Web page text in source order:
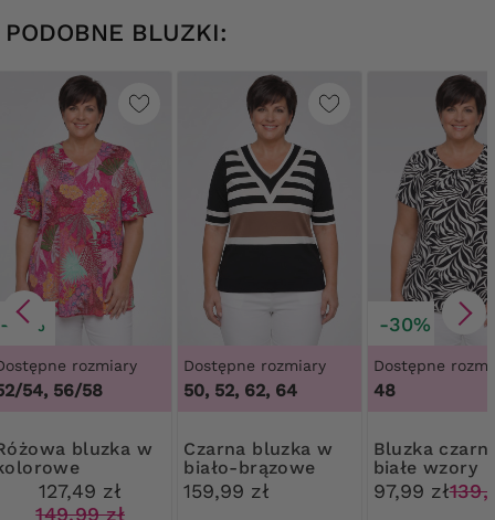
PODOBNE BLUZKI:
-15%
rozmiary
54, 56/58
w
wzory
127,49 zł
149,99 zł
Dostępne rozmiary
50, 52, 62, 64
Czarna bluzka w
biało-brązowe
paski
159,99 zł
-30%
Dostępne
48
Bluzka czarno-
białe wzory
97,99 zł